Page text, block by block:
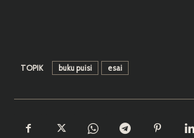
TOPIK buku puisi esai